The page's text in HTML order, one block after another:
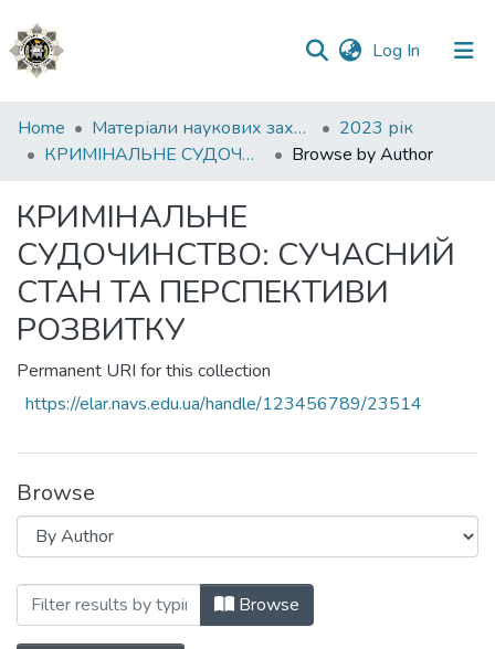
Log In (current)
Communities
&
All of DSpace
Home Матеріали наукових заходів
2023 рік
КРИМІНАЛЬНЕ СУДОЧИНСТВО: СУЧАСНИЙ СТАН ТА ПЕРСПЕКТИВИ РОЗВИТКУ
Browse by Author
КРИМІНАЛЬНЕ
СУДОЧИНСТВО: СУЧАСНИЙ
СТАН ТА ПЕРСПЕКТИВИ
РОЗВИТКУ
Permanent URI for this collection
https://elar.navs.edu.ua/handle/123456789/23514
Browse
Browsing КРИМІНАЛЬНЕ
Browse